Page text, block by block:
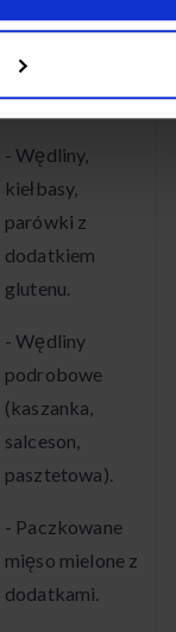
dodatkiem
składników
glutenowych.
- Wędliny,
kiełbasy,
parówki z
dodatkiem
glutenu.
- Wędliny
podrobowe
(kaszanka,
salceson,
pasztetowa).
- Paczkowane
mięso mielone z
dodatkami.